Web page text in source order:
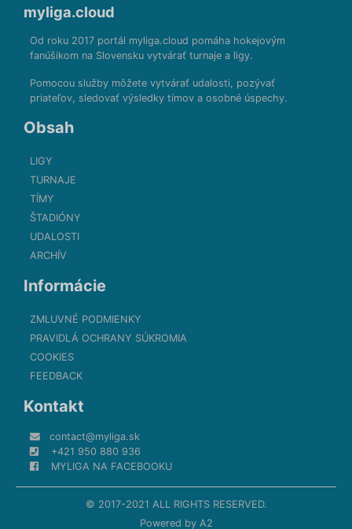
myliga.cloud
Od roku 2017 portál myliga.cloud pomáha hokejovým
fanúšikom na Slovensku vytvárať turnaje a ligy.
Pomocou služby môžete vytvárať udalosti, pozývať
priateľov, sledovať výsledky tímov a osobné úspechy.
Obsah
LIGY
TURNAJE
TÍMY
ŠTADIÓNY
UDALOSTI
ARCHÍV
Informácie
ZMLUVNÉ PODMIENKY
PRAVIDLÁ OCHRANY SÚKROMIA
COOKIES
FEEDBACK
Kontakt
contact@myliga.sk
+421 950 880 936
MYLIGA NA FACEBOOKU
© 2017-2021 ALL RIGHTS RESERVED.
Powered by A2